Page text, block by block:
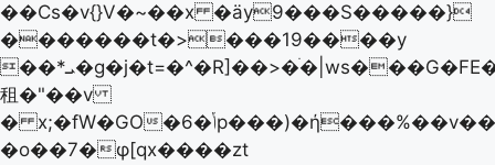
��Cs�v{}V�~��x �ӓy9���S�����}
�������t�>���19����y
��*ܝ�g�j�t=�^�R]��>�ׄ�|ws���G�FE�g
租�"��v
� x;�fW�GO�6�ݳp���)�ή���%��v����$�8G5x
�o��7�φ[qx����zt